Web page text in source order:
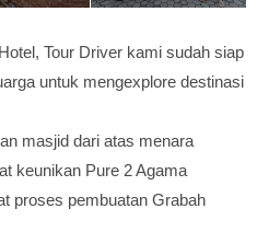
Tour Driver kami sudah siap
untuk mengexplore destinasi
masjid dari atas menara
keunikan Pure 2 Agama
proses pembuatan Grabah